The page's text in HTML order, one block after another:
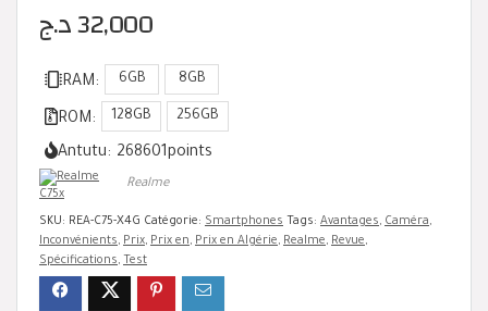
32,000د.ج
RAM: 6GB 8GB
ROM: 128GB 256GB
Antutu: 268601points
Realme
SKU: REA-C75-X4G Catégorie: Smartphones Tags: Avantages, Caméra,
Inconvénients, Prix, Prix en, Prix en Algérie, Realme, Revue,
Spécifications, Test